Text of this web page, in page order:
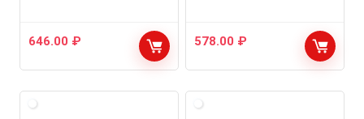
646.00 ₽ 578.00 ₽